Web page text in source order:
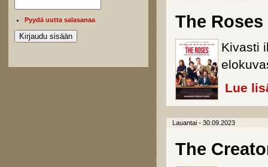
Pyydä uutta salasanaa The Roses
Kivasti
Lue
Lauantai - 30.09.2023
The